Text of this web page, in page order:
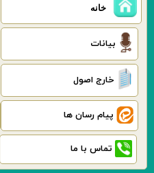
خانه
بیانات
خارج اصول
پیام رسان ها
تماس با ما